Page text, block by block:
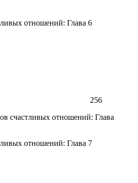
отношений: Глава 6
256
отношений: Глава 7